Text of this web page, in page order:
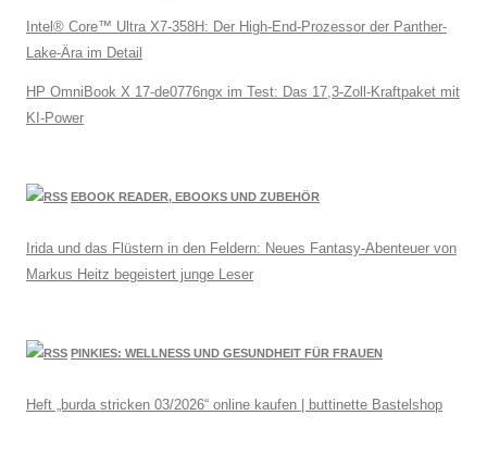
Intel® Core™ Ultra X7-358H: Der High-End-Prozessor der Panther-
Lake-Ära im Detail
HP OmniBook X 17-de0776ngx im Test: Das 17,3-Zoll-Kraftpaket mit
KI-Power
EBOOK READER, EBOOKS UND ZUBEHÖR
Irida und das Flüstern in den Feldern: Neues Fantasy-Abenteuer von
Markus Heitz begeistert junge Leser
PINKIES: WELLNESS UND GESUNDHEIT FÜR FRAUEN
Heft „burda stricken 03/2026“ online kaufen | buttinette Bastelshop